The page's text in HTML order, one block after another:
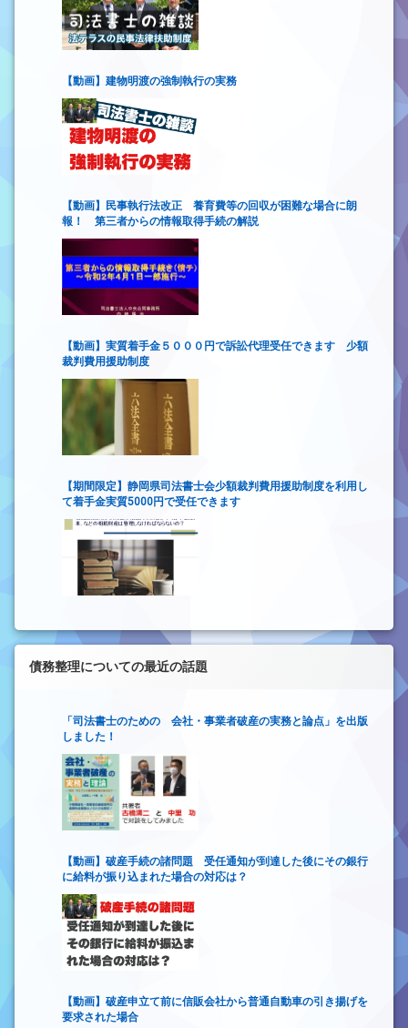
【動画】建物明渡の強制執行の実務
【動画】民事執行法改正 養育費等の回収が困難な場合に朗
報！ 第三者からの情報取得手続の解説
【動画】実質着手金５０００円で訴訟代理受任できます 少額
裁判費用援助制度
【期間限定】静岡県司法書士会少額裁判費用援助制度を利用し
て着手金実質5000円で受任できます
債務整理についての最近の話題
「司法書士のための 会社・事業者破産の実務と論点」を出版
しました！
【動画】破産手続の諸問題 受任通知が到達した後にその銀行
に給料が振り込まれた場合の対応は？
【動画】破産申立て前に信販会社から普通自動車の引き揚げを
要求された場合